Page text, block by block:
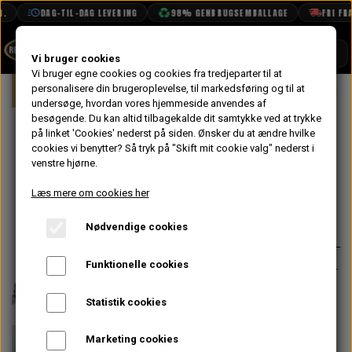
DAG-TIL-DAG LEVERING 98% GENBRUGSEMBALLAGE FRI
BOOK TID
PROJEKTER
TEKNISK DATA
VANDPOLERING
Forside Mini Undervogn & Styrtøj For
Styrekugle
Varenummer: GSJ734MS
Original fås desværre ikke længere -
uoriginale.
Skal "bearbejdes" ud i hver
Vi bruger cookies
Vi bruger egne cookies og cookies fra tredjeparter til at
personalisere din brugeroplevelse, til markedsføring og til at
undersøge, hvordan vores hjemmeside anvendes af
besøgende. Du kan altid tilbagekalde dit samtykke ved at trykke
på linket 'Cookies' nederst på siden. Ønsker du at ændre hvilke
cookies vi benytter? Så tryk på "Skift mit cookie valg" nederst i
venstre hjørne.
Læs mere om cookies her
Nødvendige cookies
Funktionelle cookies
Statistik cookies
Marketing cookies